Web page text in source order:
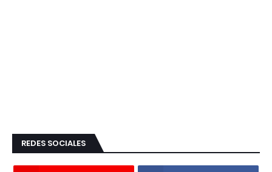
REDES SOCIALES